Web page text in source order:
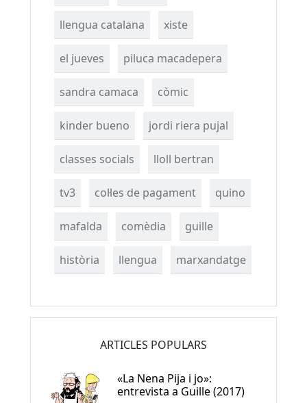
llengua catalana xiste
el jueves piluca macadepera
sandra camaca còmic
kinder bueno jordi riera pujal
classes socials lloll bertran
tv3 col·les de pagament quino
mafalda comèdia guille
història llengua marxandatge
ARTICLES POPULARS
«La Nena Pija i jo»:
entrevista a Guille (2017)